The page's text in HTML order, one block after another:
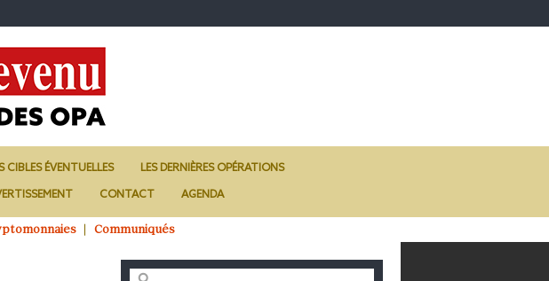
CIBLES ÉVENTUELLES LES DERNIÈRES OPÉRATIONS
CONTACT AGENDA
Communiqués